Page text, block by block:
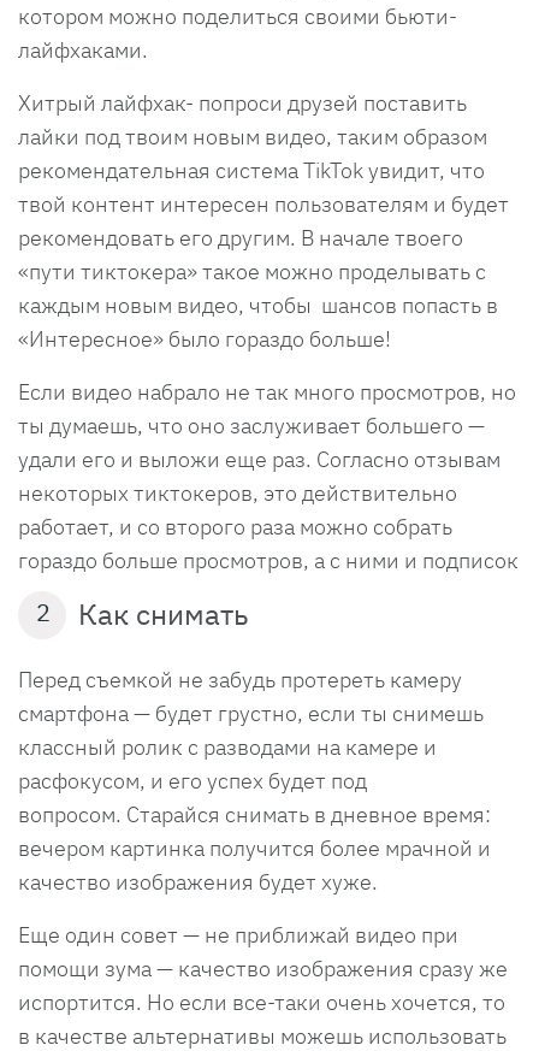
котором можно поделиться своими бьюти-
лайфхаками.
Хитрый лайфхак- попроси друзей поставить
лайки под твоим новым видео, таким образом
рекомендательная система TikTok увидит, что
твой контент интересен пользователям и будет
рекомендовать его другим. В начале твоего
«пути тиктокера» такое можно проделывать с
каждым новым видео, чтобы шансов попасть в
«Интересное» было гораздо больше!
Если видео набрало не так много просмотров, но
ты думаешь, что оно заслуживает большего —
удали его и выложи еще раз. Согласно отзывам
некоторых тиктокеров, это действительно
работает, и со второго раза можно собрать
гораздо больше просмотров, а с ними и подписок
2 Как снимать
Перед съемкой не забудь протереть камеру
смартфона — будет грустно, если ты снимешь
классный ролик с разводами на камере и
расфокусом, и его успех будет под
вопросом. Старайся снимать в дневное время:
вечером картинка получится более мрачной и
качество изображения будет хуже.
Еще один совет — не приближай видео при
помощи зума — качество изображения сразу же
испортится. Но если все-таки очень хочется, то
в качестве альтернативы можешь использовать